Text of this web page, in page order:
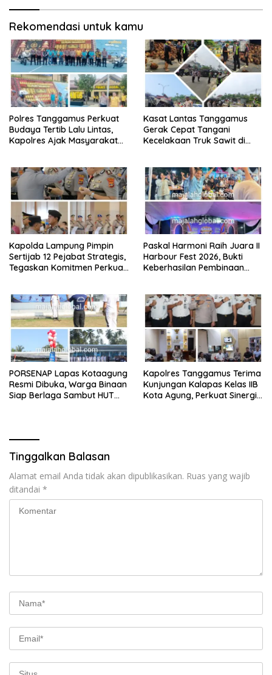
Rekomendasi untuk kamu
Polres Tanggamus Perkuat
Budaya Tertib Lalu Lintas,
Kapolres Ajak Masyarakat
Siger Lampung Presisi
Kasat Lantas Tanggamus
Gerak Cepat Tangani
Kecelakaan Truk Sawit di
Kapolda Lampung Pimpin
Sertijab 12 Pejabat Strategis,
Tegaskan Komitmen Perkuat
Paskal Harmoni Raih Juara II
Harbour Fest 2026, Bukti
Keberhasilan Pembinaan
PORSENAP Lapas Kotaagung
Resmi Dibuka, Warga Binaan
Siap Berlaga Sambut HUT
Kapolres Tanggamus Terima
Kunjungan Kalapas Kelas IIB
Kota Agung, Perkuat Sinergi
Tinggalkan Balasan
Alamat email Anda tidak akan dipublikasikan. Ruas yang wajib
ditandai *